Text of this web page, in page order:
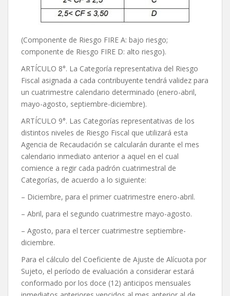
(Componente de Riesgo FIRE A: bajo riesgo;
componente de Riesgo FIRE D: alto riesgo).
ARTÍCULO 8°. La Categoría representativa del Riesgo
Fiscal asignada a cada contribuyente tendrá validez para
un cuatrimestre calendario determinado (enero-abril,
mayo-agosto, septiembre-diciembre).
ARTÍCULO 9°. Las Categorías representativas de los
distintos niveles de Riesgo Fiscal que utilizará esta
Agencia de Recaudación se calcularán durante el mes
calendario inmediato anterior a aquel en el cual
comience a regir cada padrón cuatrimestral de
Categorías, de acuerdo a lo siguiente:
– Diciembre, para el primer cuatrimestre enero-abril.
– Abril, para el segundo cuatrimestre mayo-agosto.
– Agosto, para el tercer cuatrimestre septiembre-
diciembre.
Para el cálculo del Coeficiente de Ajuste de Alícuota por
Sujeto, el período de evaluación a considerar estará
conformado por los doce (12) anticipos mensuales